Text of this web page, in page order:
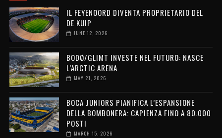
IL FEYENOORD DIVENTA PROPRIETARIO DEL
DE KUIP
JUNE 12, 2026
BODØ/GLIMT INVESTE NEL FUTURO: NASCE
L’ARCTIC ARENA
MAY 21, 2026
BOCA JUNIORS PIANIFICA L’ESPANSIONE
DELLA BOMBONERA: CAPIENZA FINO A 80.000
POSTI
MARCH 15, 2026